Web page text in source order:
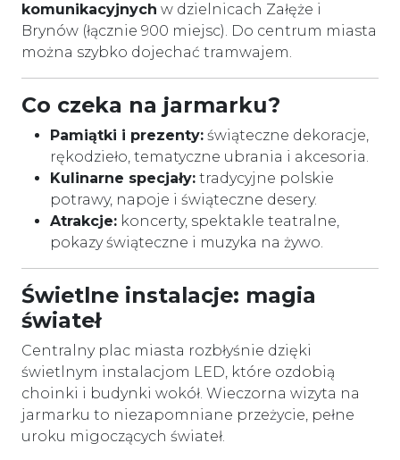
komunikacyjnych w dzielnicach Załęże i
Brynów (łącznie 900 miejsc). Do centrum miasta
można szybko dojechać tramwajem.
Co czeka na jarmarku?
Pamiątki i prezenty: świąteczne dekoracje,
rękodzieło, tematyczne ubrania i akcesoria.
Kulinarne specjały: tradycyjne polskie
potrawy, napoje i świąteczne desery.
Atrakcje: koncerty, spektakle teatralne,
pokazy świąteczne i muzyka na żywo.
Świetlne instalacje: magia
świateł
Centralny plac miasta rozbłyśnie dzięki
świetlnym instalacjom LED, które ozdobią
choinki i budynki wokół. Wieczorna wizyta na
jarmarku to niezapomniane przeżycie, pełne
uroku migoczących świateł.